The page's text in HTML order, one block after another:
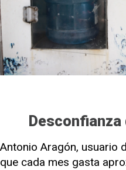
Antonio Aragón, usuario
que cada mes gasta